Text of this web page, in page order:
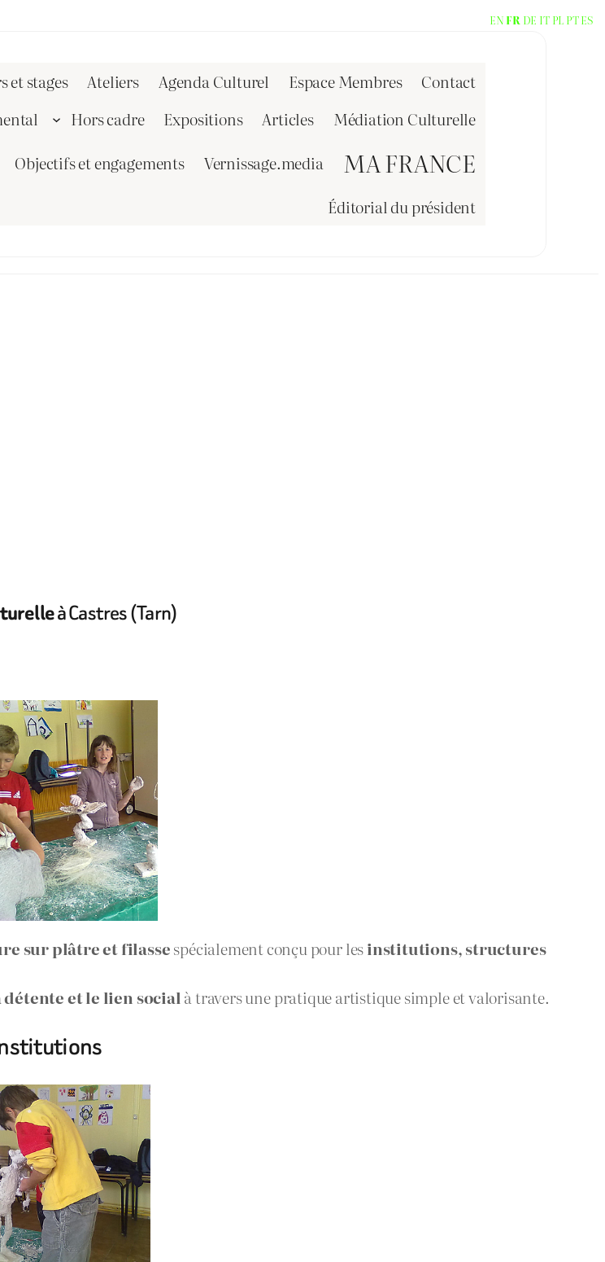
et stages Ateliers Agenda Culturel Espace Membres
Contact
Hors cadre Expositions Articles
Médiation Culturelle
Objectifs et engagements
Vernissage.media MA FRANCE
Éditorial du président
à Castres (Tarn)
sur plâtre et filassespécialement conçu pour lesinstitutions, structures
et le lien social à travers une pratique artistique simple et valorisante.
EN FR DE IT PL PTES